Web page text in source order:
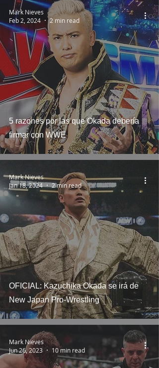
5 razones por las que Okada debería
firmar con WWE
Mark Nieves
Feb 2, 2024
2 min read
OFICIAL: Kazuchika Okada se irá de
New Japan Pro-Wrestling
Mark Nieves
Jan 18, 2024
2 min read
Mark Nieves
Jun 26, 2023
10 min read